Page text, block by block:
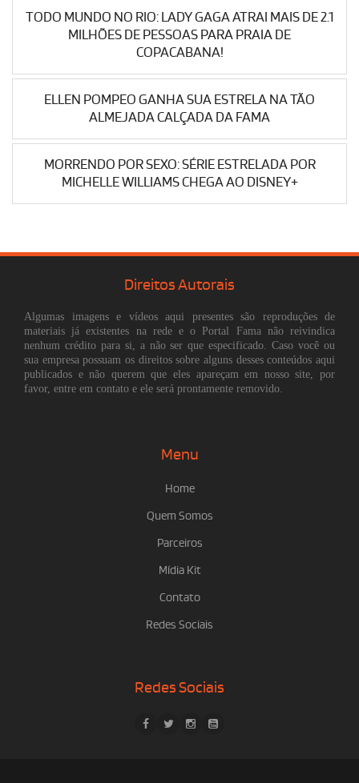
TODO MUNDO NO RIO: LADY GAGA ATRAI MAIS DE 2.1
MILHÕES DE PESSOAS PARA PRAIA DE
COPACABANA!
ELLEN POMPEO GANHA SUA ESTRELA NA TÃO
ALMEJADA CALÇADA DA FAMA
MORRENDO POR SEXO: SÉRIE ESTRELADA POR
MICHELLE WILLIAMS CHEGA AO DISNEY+
Direitos Autorais
Algumas imagens e vídeos aqui presentes são reproduções de
materiais já existentes na rede e o Portal Fama não reivindica
nenhum crédito para si, a não ser que especificado. Caso você ou
sua empresa possuam os direitos sobre alguns desses conteúdos aqui
publicados e não querem que eles apareçam em nosso site, por
favor, entre em contato e ele será prontamente removido.
Menu
Home
Quem Somos
Parceiros
Mídia Kit
Contato
Redes Sociais
Redes Sociais